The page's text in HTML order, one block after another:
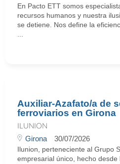
En Pacto ETT somos
recursos humanos y nuestra
se detiene. Nos define la
Auxiliar-Azafato/a de
ferroviarios en Girona
ILUNION
Girona 30/07/2026
Ilunion, perteneciente al Grupo
empresarial único, hecho